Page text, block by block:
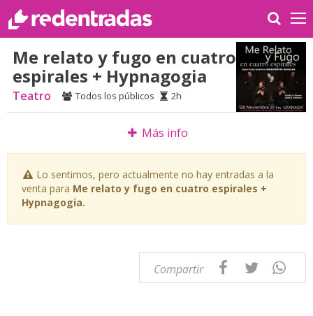
Me relato y fugo en cuatro
espirales + Hypnagogia
Teatro Todos los públicos 2h
Más info
Lo sentimos, pero actualmente no hay entradas a la
venta para Me relato y fugo en cuatro espirales +
Hypnagogia.
Compartir